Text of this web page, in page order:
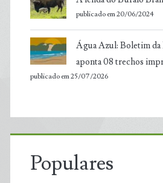
publicado em 20/06/2024
Água Azul: Boletim da
aponta 08 trechos
publicado em 25/07/2026
Populares